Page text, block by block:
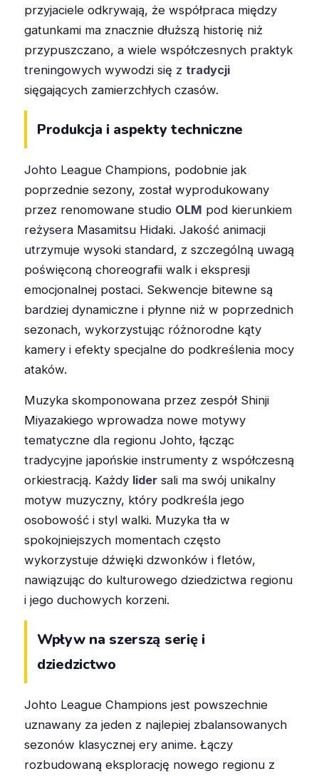
przyjaciele odkrywają, że współpraca między
gatunkami ma znacznie dłuższą historię niż
przypuszczano, a wiele współczesnych praktyk
treningowych wywodzi się z tradycji
sięgających zamierzchłych czasów.
Produkcja i aspekty techniczne
Johto League Champions, podobnie jak
poprzednie sezony, został wyprodukowany
przez renomowane studio OLM pod kierunkiem
reżysera Masamitsu Hidaki. Jakość animacji
utrzymuje wysoki standard, z szczególną uwagą
poświęconą choreografii walk i ekspresji
emocjonalnej postaci. Sekwencje bitewne są
bardziej dynamiczne i płynne niż w poprzednich
sezonach, wykorzystując różnorodne kąty
kamery i efekty specjalne do podkreślenia mocy
ataków.
Muzyka skomponowana przez zespół Shinji
Miyazakiego wprowadza nowe motywy
tematyczne dla regionu Johto, łącząc
tradycyjne japońskie instrumenty z współczesną
orkiestracją. Każdy lider sali ma swój unikalny
motyw muzyczny, który podkreśla jego
osobowość i styl walki. Muzyka tła w
spokojniejszych momentach często
wykorzystuje dźwięki dzwonków i fletów,
nawiązując do kulturowego dziedzictwa regionu
i jego duchowych korzeni.
Wpływ na szerszą serię i
dziedzictwo
Johto League Champions jest powszechnie
uznawany za jeden z najlepiej zbalansowanych
sezonów klasycznej ery anime. Łączy
rozbudowaną eksplorację nowego regionu z